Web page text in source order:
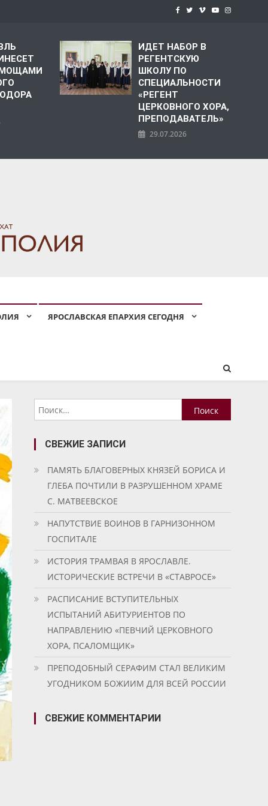
МОЩАМИ
ИДЕТ НАБОР В
РЕГЕНТСКУЮ
ШКОЛУ ПО
СПЕЦИАЛЬНОСТИ
«РЕГЕНТ
ЦЕРКОВНОГО ХОРА,
ПРЕПОДАВАТЕЛЬ»
29.07.2026
ЯРОСЛАВСКАЯ ЕПАРХИЯ СЕГОДНЯ
Найти:
СВЕЖИЕ ЗАПИСИ
ПАМЯТЬ БЛАГОВЕРНЫХ КНЯЗЕЙ БОРИСА И
ГЛЕБА ПОЧТИЛИ В РАЗРУШЕННОМ ХРАМЕ
С. МАТВЕЕВСКОЕ
НАПУТСТВИЕ ВОИНОВ В ГАРНИЗОННОМ
ГОСПИТАЛЕ
ИСТОРИЯ ТРАМВАЯ В ЯРОСЛАВЛЕ.
ИСТОРИЧЕСКИЕ ВСТРЕЧИ В «СТАВРОСЕ»
РАСПИСАНИЕ ВСТУПИТЕЛЬНЫХ
ИСПЫТАНИЙ АБИТУРИЕНТОВ ПО
НАПРАВЛЕНИЮ «ПЕВЧИЙ ЦЕРКОВНОГО
ХОРА, ПСАЛОМЩИК»
ПРЕПОДОБНЫЙ СЕРАФИМ СТАЛ ВЕЛИКИМ
УГОДНИКОМ БОЖИИМ ДЛЯ ВСЕЙ РОССИИ
СВЕЖИЕ КОММЕНТАРИИ